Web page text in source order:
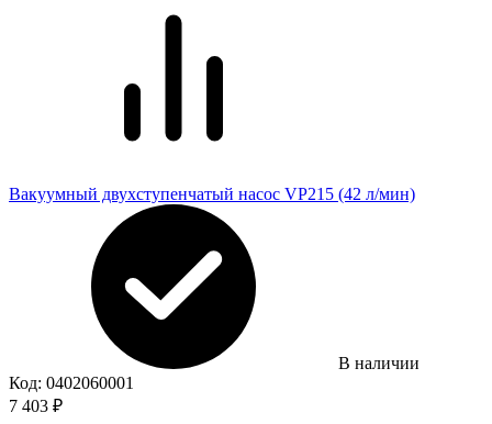
Вакуумный двухступенчатый насос VP215 (42 л/мин)
В наличии
Код: 0402060001
7 403 ₽